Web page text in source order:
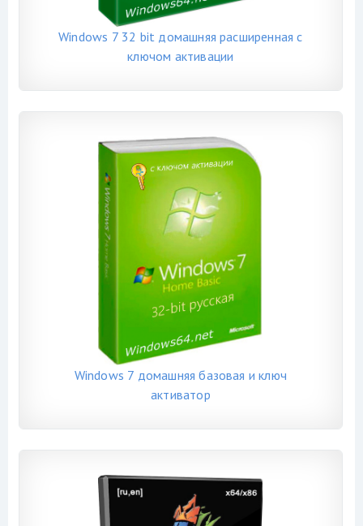
Windows 7 32 bit домашняя расширенная с
ключом активации
Windows 7 домашняя базовая и ключ
активатор